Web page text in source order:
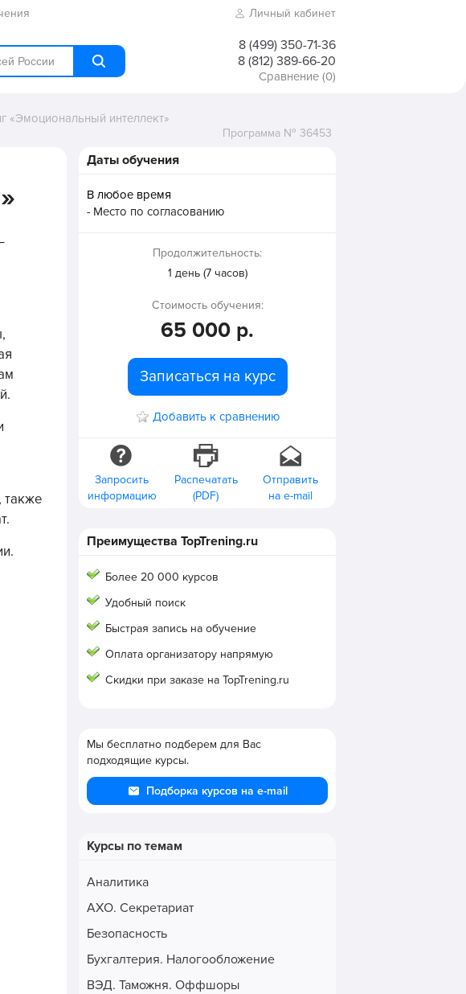
Личный кабинет
8 (499) 350-71-36
8 (812) 389-66-20
Сравнение (0)
«Эмоциональный интеллект»
также
Программа № 36453
Даты обучения
В любое время
- Место по согласованию
Продолжительность:
1 день (7 часов)
Стоимость обучения:
65 000 р.
Записаться на курс
Добавить к сравнению
Запросить
информацию
Распечатать
(PDF)
Отправить
на e-mail
Преимущества TopTrening.ru
Более 20 000 курсов
Удобный поиск
Быстрая запись на обучение
Оплата организатору напрямую
Скидки при заказе на TopTrening.ru
Мы бесплатно подберем для Вас
подходящие курсы.
Подборка курсов на e-mail
Курсы по темам
Аналитика
АХО. Секретариат
Безопасность
Бухгалтерия. Налогообложение
ВЭД. Таможня. Оффшоры